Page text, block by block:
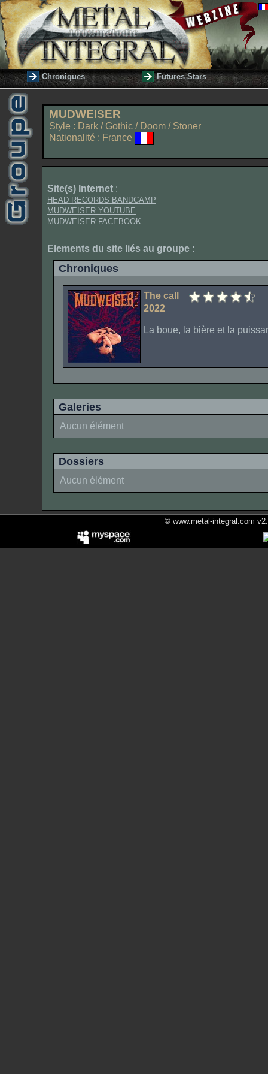
Chroniques Futures Stars
MUDWEISER
Style : Dark / Gothic / Doom / Stoner
Nationalité : France
Site(s) Internet :
HEAD RECORDS BANDCAMP
MUDWEISER YOUTUBE
MUDWEISER FACEBOOK
Elements du site liés au groupe :
Chroniques
The call
2022
La boue, la bière et la
Galeries
Aucun élément
Dossiers
Aucun élément
© www.metal-integral.com